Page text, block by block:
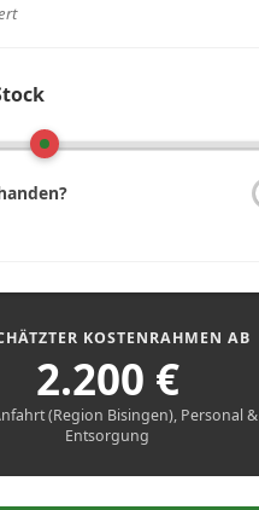
KOSTENRAHMEN AB
2.200 €
(Region Bisingen), Personal &
Entsorgung